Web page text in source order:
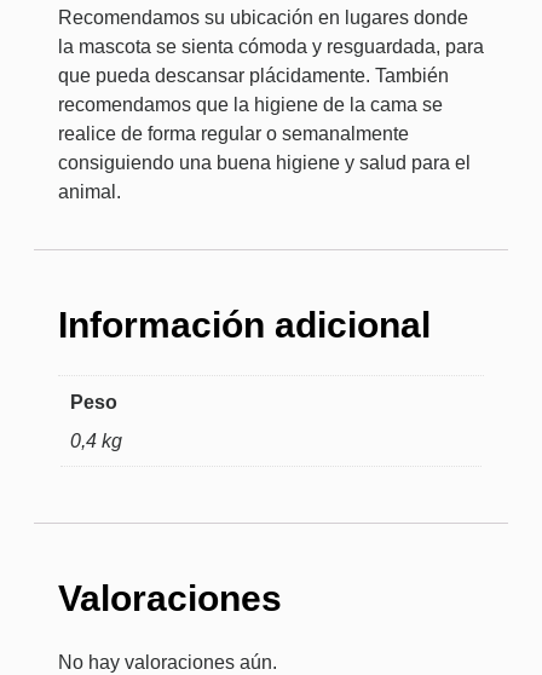
Recomendamos su ubicación en lugares donde
la mascota se sienta cómoda y resguardada, para
que pueda descansar plácidamente. También
recomendamos que la higiene de la cama se
realice de forma regular o semanalmente
consiguiendo una buena higiene y salud para el
animal.
Información adicional
Peso
0,4 kg
Valoraciones
No hay valoraciones aún.